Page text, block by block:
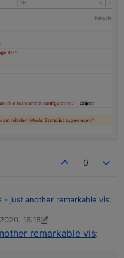
0
- just another remarkable vis:
ohne dem
16:18
remarkable vis: